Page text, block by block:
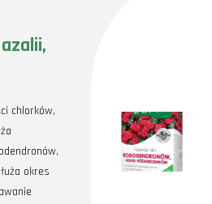
chlorków,
okres